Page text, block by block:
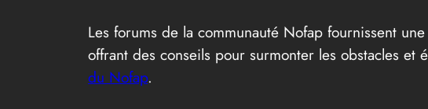
Les forums de la communauté Nofap fournissent
offrant des conseils pour surmonter les obstacles
du Nofap.